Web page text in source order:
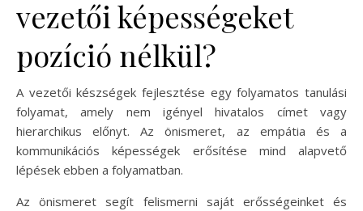
vezetői képességeket
pozíció nélkül?
A vezetői készségek fejlesztése egy folyamatos tanulási
folyamat, amely nem igényel hivatalos címet vagy
hierarchikus előnyt. Az önismeret, az empátia és a
kommunikációs képességek erősítése mind alapvető
lépések ebben a folyamatban.
Az önismeret segít felismerni saját erősségeinket és